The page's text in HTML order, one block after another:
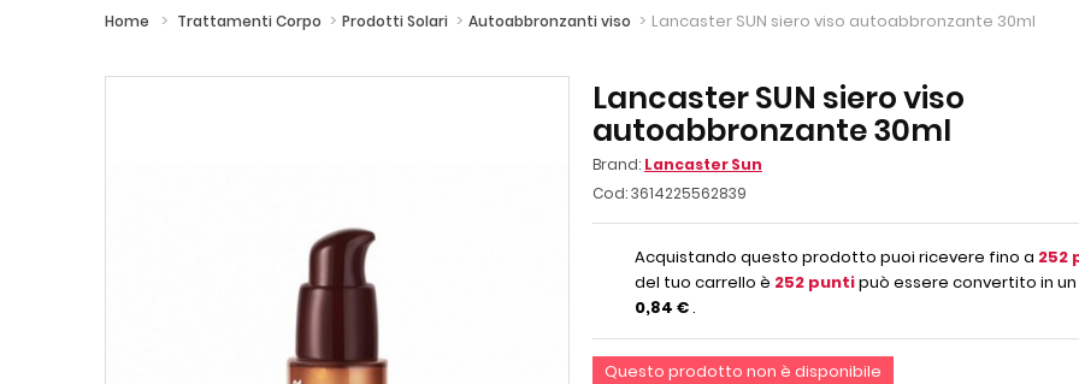
Home > Trattamenti Corpo > Prodotti Solari > Autoabbronzanti viso > Lancaster SUN siero viso autoabbronzante 30ml
Lancaster SUN siero viso
autoabbronzante 30ml
Brand: Lancaster Sun
Cod:3614225562839
Acquistando questo prodotto puoi ricevere fino a 252
del tuo carrello è 252puntipuò essere convertito in
0,84 €.
Questo prodotto non è disponibile